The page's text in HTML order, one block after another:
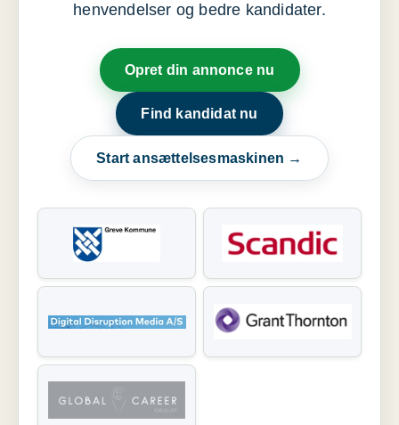
henvendelser og bedre kandidater.
Opret din annonce nu
Find kandidat nu
Start ansættelsesmaskinen →